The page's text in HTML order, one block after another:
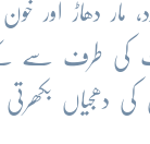
مار دھاڑ
کی طرف سے
بکھرتی